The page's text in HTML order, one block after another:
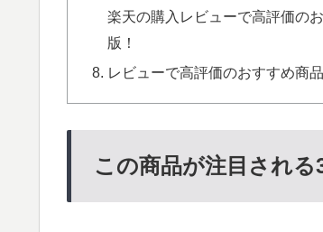
楽天の購入レビューで高評価の
版！
レビューで高評価のおすすめ商
この商品が注目される